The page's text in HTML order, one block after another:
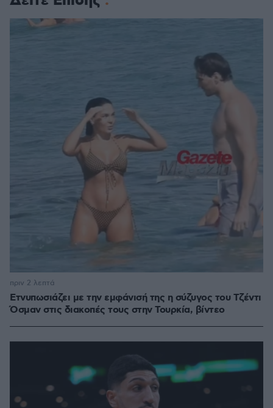
Ετνυπωσιάζει με την εμφάνισή της η σύζυγος του Τζέντι
Όσμαν στις διακοπές τους στην Τουρκία, βίντεο
πριν 2 λεπτά